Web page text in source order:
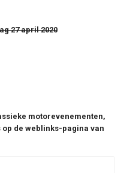
27 april 2020
motorevenementen,
de weblinks-pagina van